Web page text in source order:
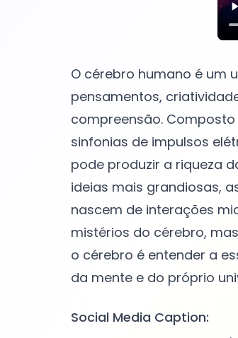
O cérebro humano é um
pensamentos,
compreensão.
sinfonias de impulsos
pode produzir a riqueza
ideias mais grandiosas,
nascem de interações
mistérios do cérebro,
o cérebro é entender a
Social Media Caption: